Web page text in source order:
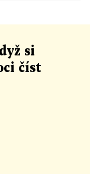
si
číst